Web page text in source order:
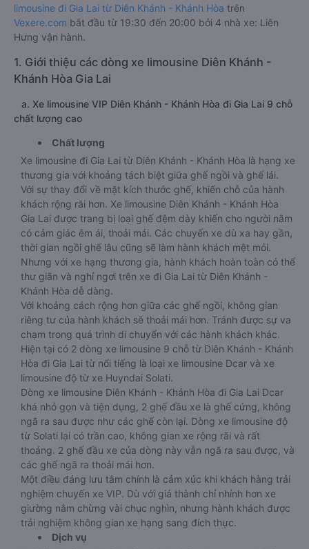
limousine đi Gia Lai từ Diên Khánh - Khánh Hòa trên
Vexere.com bắt đầu từ 19:30 đến 20:00 bởi 4 nhà xe: Liên
Hưng vận hành.
1. Giới thiệu các dòng xe limousine Diên Khánh -
Khánh Hòa Gia Lai
a. Xe limousine VIP Diên Khánh - Khánh Hòa đi Gia Lai 9 chỗ
chất lượng cao
Chất lượng
Xe limousine đi Gia Lai từ Diên Khánh - Khánh Hòa là hạng xe
thương gia với khoảng tách biệt giữa ghế ngồi và ghế lái.
Với sự thay đổi về mặt kích thước ghế, khiến chỗ của hành
khách rộng rãi hơn. Xe limousine Diên Khánh - Khánh Hòa
Gia Lai được trang bị loại ghế đệm dày khiến cho người nằm
có cảm giác êm ái, thoải mái. Các chuyến xe dù xa hay gần,
thời gian ngồi ghế lâu cũng sẽ làm hành khách mệt mỏi.
Nhưng với xe hạng thương gia, hành khách hoàn toàn có thể
thư giãn và nghỉ ngơi trên xe đi Gia Lai từ Diên Khánh -
Khánh Hòa dễ dàng.
Với khoảng cách rộng hơn giữa các ghế ngồi, không gian
riêng tư của hành khách sẽ thoải mái hơn. Tránh được sự va
chạm trong quá trình di chuyển với các hành khách khác.
Hiện tại có 2 dòng xe limousine 9 chỗ từ Diên Khánh - Khánh
Hòa đi Gia Lai từ nổi tiếng là loại xe limousine Dcar và xe
limousine độ từ xe Huyndai Solati.
Dòng xe limousine Diên Khánh - Khánh Hòa đi Gia Lai Dcar
khá nhỏ gọn và tiện dụng, 2 ghế đầu xe là ghế cứng, không
ngã ra sau được như các ghế còn lại. Dòng xe limousine độ
từ Solati lại có trần cao, không gian xe rộng rãi và rất
thoáng. 2 ghế đầu xe của dòng này vẫn ngã ra sau được, và
các ghế ngã ra thoải mái hơn.
Một điều đáng lưu tâm chính là cảm xúc khi khách hàng trải
nghiệm chuyến xe VIP. Dù với giá thành chỉ nhỉnh hơn xe
giường nằm chừng vài chục nghìn, nhưng hành khách được
trải nghiệm không gian xe hạng sang đích thực.
Dịch vụ